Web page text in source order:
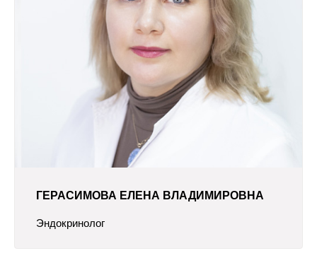
ГЕРАСИМОВА ЕЛЕНА ВЛАДИМИРОВНА
Эндокринолог